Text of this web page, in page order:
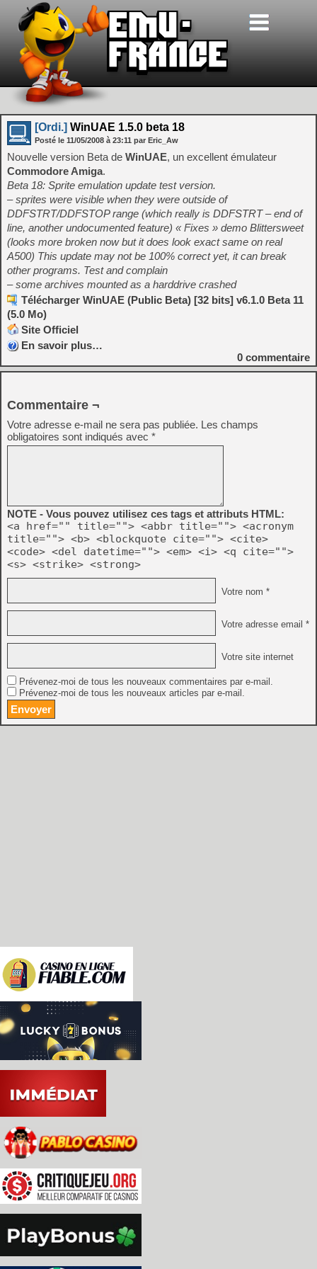
[Ordi.] WinUAE 1.5.0 beta 18
Posté le 11/05/2008 à 23:11 par Eric_Aw
Nouvelle version Beta de WinUAE, un excellent émulateur
Commodore Amiga.
Beta 18: Sprite emulation update test version.
– sprites were visible when they were outside of
DDFSTRT/DDFSTOP range (which really is DDFSTRT – end of
line, another undocumented feature) « Fixes » demo Blittersweet
(looks more broken now but it does look exact same on real
A500) This update may not be 100% correct yet, it can break
other programs. Test and complain
– some archives mounted as a harddrive crashed
Télécharger WinUAE (Public Beta) [32 bits] v6.1.0 Beta 11
(5.0 Mo)
Site Officiel
En savoir plus…
0 commentaire
Commentaire ¬
Votre adresse e-mail ne sera pas publiée. Les champs
obligatoires sont indiqués avec *
NOTE - Vous pouvez utilisez ces tags et attributs HTML:
<a href="" title=""> <abbr title=""> <acronym
title=""> <b> <blockquote cite=""> <cite>
<code> <del datetime=""> <em> <i> <q cite="">
<s> <strike> <strong>
Votre nom *
Votre adresse email *
Votre site internet
Prévenez-moi de tous les nouveaux commentaires par e-mail.
Prévenez-moi de tous les nouveaux articles par e-mail.